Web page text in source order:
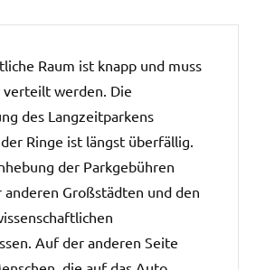
Raum ist knapp und muss
werden. Die
des Langzeitparkens
Ringe ist längst überfällig.
der Parkgebühren
Großstädten und den
Auf der anderen Seite